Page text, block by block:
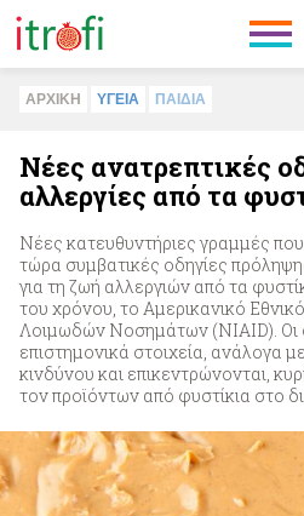
ΑΡΧΙΚΗ ΥΓΕΙΑ ΠΑΙΔΙA
Νέες ανατρεπτικές
αλλεργίες από τα
Νέες κατευθυντήριες γραμμές
τώρα συμβατικές οδηγίες
για τη ζωή αλλεργιών από τα
του χρόνου, το Αμερικανικό
Λοιμωδών Νοσημάτων (NIAID). Οι
επιστημονικά στοιχεία, ανάλογα
κινδύνου και επικεντρώνονται,
τον προϊόντων από φυστίκια στο